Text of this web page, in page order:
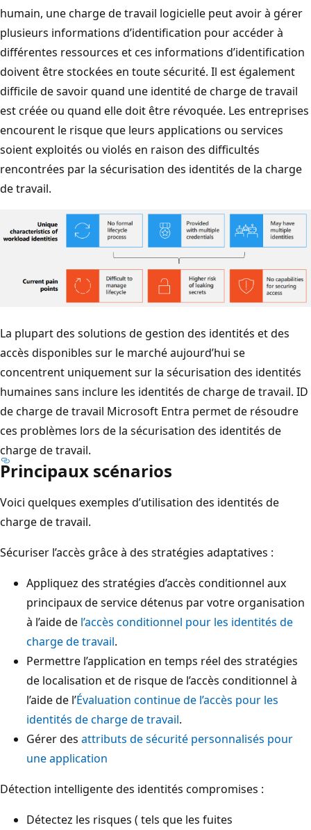
humain, une charge de travail logicielle peut avoir à gérer
plusieurs informations d’identification pour accéder à
différentes ressources et ces informations d’identification
doivent être stockées en toute sécurité. Il est également
difficile de savoir quand une identité de charge de travail
est créée ou quand elle doit être révoquée. Les entreprises
encourent le risque que leurs applications ou services
soient exploités ou violés en raison des difficultés
rencontrées par la sécurisation des identités de la charge
de travail.
La plupart des solutions de gestion des identités et des
accès disponibles sur le marché aujourd’hui se
concentrent uniquement sur la sécurisation des identités
humaines sans inclure les identités de charge de travail. ID
de charge de travail Microsoft Entra permet de résoudre
ces problèmes lors de la sécurisation des identités de
charge de travail.
Principaux scénarios
Voici quelques exemples d’utilisation des identités de
charge de travail.
Sécuriser l’accès grâce à des stratégies adaptatives :
Appliquez des stratégies d’accès conditionnel aux
principaux de service détenus par votre organisation
à l’aide de l’accès conditionnel pour les identités de
charge de travail.
Permettre l’application en temps réel des stratégies
de localisation et de risque de l’accès conditionnel à
l’aide de l’Évaluation continue de l’accès pour les
identités de charge de travail.
Gérer des attributs de sécurité personnalisés pour
une application
Détection intelligente des identités compromises :
Détectez les risques ( tels que les fuites